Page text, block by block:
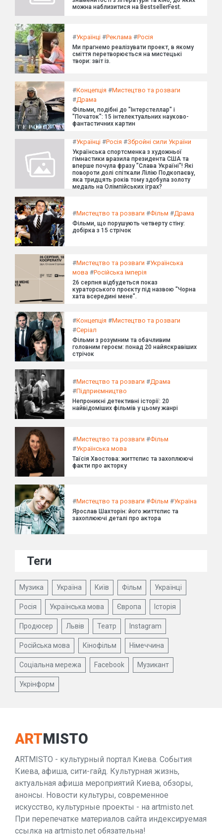
можна наблизитися на BestsellerFest.
#Українці #Реклама #Росія
Ми прагнемо реалізувати проект, в якому
сміття перетворюється на мистецькі
твори: звіт із.
#Концепція #Мистецтво та розваги
#Драма
Фільми, подібні до "Інтерстеллар" і
"Початок": 15 інтелектуальних науково-
фантастичних картин
#Українці #Росія #Збройні сили України
Українська спортсменка з художньої
гімнастики вразила президента США та
вперше почула фразу "Слава Україні"! Які
повороти долі спіткали Лілію Подкопаєву,
яка тридцять років тому здобула золоту
медаль на Олімпійських іграх?
#Мистецтво та розваги #Фільм #Драма
Фільми, що порушують четверту стіну:
добірка з 15 стрічок
#Мистецтво та розваги #Українська
мова #Російська імперія
26 серпня відбудеться показ
кураторського проєкту під назвою "Чорна
хата всередині мене".
#Концепція #Мистецтво та розваги
#Серіал
Фільми з розумним та обачливим
головним героєм: понад 20 найяскравіших
стрічок
#Мистецтво та розваги #Драма
#Підприємництво
Непроникні детективні історії: 20
найвідоміших фільмів у цьому жанрі
#Мистецтво та розваги #Фільм
#Українська мова
Таїсія Хвостова: життєпис та захоплюючі
факти про акторку
#Мистецтво та розваги #Фільм #Україна
Ярослав Шахторін: його життєпис та
захоплюючі деталі про актора
Теги
Музика Україна Київ Фільм Українці
Росія Українська мова Європа Історія
Продюсер Львів Театр Instagram
Російська мова Кінофільм Німеччина
Соціальна мережа Facebook Музикант
Укрінформ
ARTMISTO
ARTMISTO - культурный портал Киева. События
Киева, афиша, сити-гайд. Культурная жизнь,
актуальная афиша мероприятий Киева, обзоры,
анонсы. Новости культуры, современное
искусство, культурные проекты - на artmisto.net.
При перепечатке материалов сайта индексируемая
ссылка на artmisto.net обязательна!